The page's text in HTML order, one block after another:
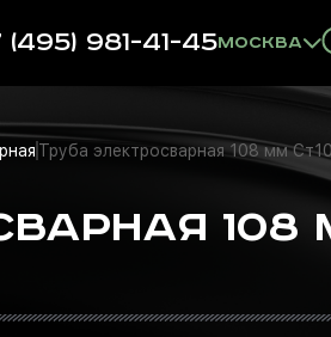
(495) 981-41-45Москва
Труба электросварная 108 мм
108